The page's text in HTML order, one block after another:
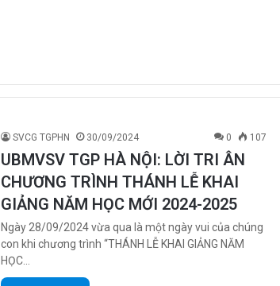
SVCG TGPHN 30/09/2024 0 107
UBMVSV TGP HÀ NỘI: LỜI TRI ÂN
CHƯƠNG TRÌNH THÁNH LỄ KHAI
GIẢNG NĂM HỌC MỚI 2024-2025
Ngày 28/09/2024 vừa qua là một ngày vui của chúng
con khi chương trình “THÁNH LỄ KHAI GIẢNG NĂM
HỌC…